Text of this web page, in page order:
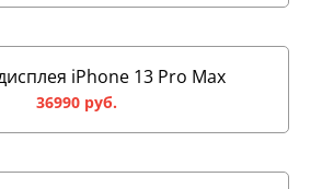
iPhone 13 Pro Max
36990 руб.